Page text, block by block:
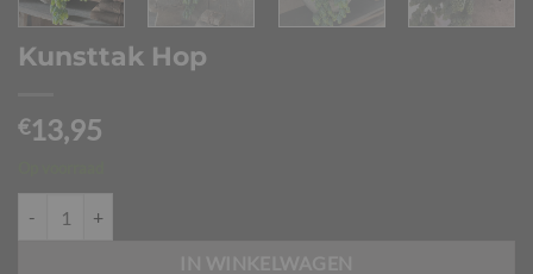
Kunsttak Hop
€13,95